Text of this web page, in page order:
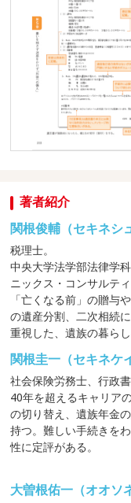
著者紹介
関根俊輔（セキネシ
税理士。
中央大学法学部法律学
ニックス・コンサルテ
「亡くなる前」の贈与
の遺産分割、二次相続
重視した、遺族の暮ら
関根圭一（セキネケ
社会保険労務士、行政書
40年を超えるキャリア
の切り替え、遺族年金
持つ。難しい手続きを
性に定評がある。
大曽根佑一（オオソ